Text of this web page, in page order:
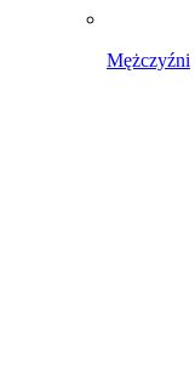
Mężczyźni